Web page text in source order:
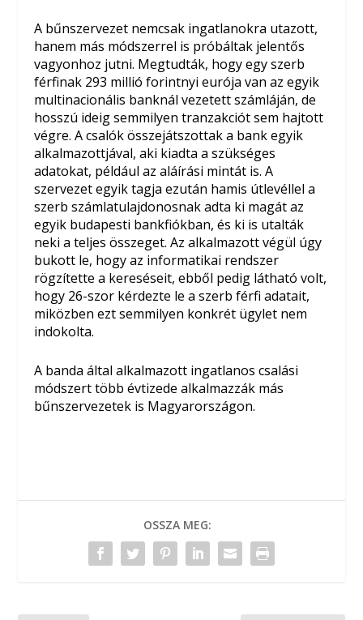
A bűnszervezet nemcsak ingatlanokra utazott,
hanem más módszerrel is próbáltak jelentős
vagyonhoz jutni. Megtudták, hogy egy szerb
férfinak 293 millió forintnyi eurója van az egyik
multinacionális banknál vezetett számláján, de
hosszú ideig semmilyen tranzakciót sem hajtott
végre. A csalók összejátszottak a bank egyik
alkalmazottjával, aki kiadta a szükséges
adatokat, például az aláírási mintát is. A
szervezet egyik tagja ezután hamis útlevéllel a
szerb számlatulajdonosnak adta ki magát az
egyik budapesti bankfiókban, és ki is utalták
neki a teljes összeget. Az alkalmazott végül úgy
bukott le, hogy az informatikai rendszer
rögzítette a kereséseit, ebből pedig látható volt,
hogy 26-szor kérdezte le a szerb férfi adatait,
miközben ezt semmilyen konkrét ügylet nem
indokolta.
A banda által alkalmazott ingatlanos csalási
módszert több évtizede alkalmazzák más
bűnszervezetek is Magyarországon.
OSSZA MEG: